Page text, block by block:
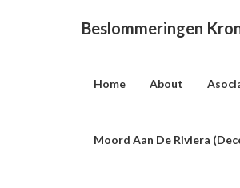
Beslommeringen
Home About
Moord Aan De Riviera